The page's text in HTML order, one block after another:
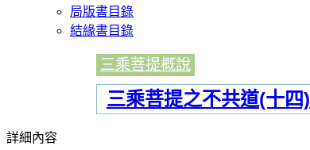
局版書目錄
結緣書目錄
三乘菩提概說
三乘菩提之不共道(十四)
詳細內容